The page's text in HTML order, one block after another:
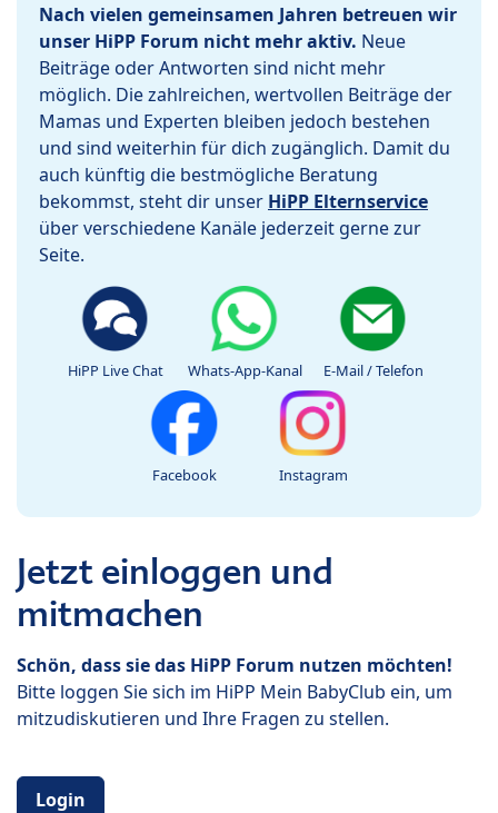
Nach vielen gemeinsamen Jahren betreuen wir
unser HiPP Forum nicht mehr aktiv. Neue
Beiträge oder Antworten sind nicht mehr
möglich. Die zahlreichen, wertvollen Beiträge der
Mamas und Experten bleiben jedoch bestehen
und sind weiterhin für dich zugänglich. Damit du
auch künftig die bestmögliche Beratung
bekommst, steht dir unser HiPP Elternservice
über verschiedene Kanäle jederzeit gerne zur
Seite.
HiPP Live Chat Whats-App-Kanal E-Mail / Telefon
Facebook Instagram
Jetzt einloggen und
mitmachen
Schön, dass sie das HiPP Forum nutzen möchten!
Bitte loggen Sie sich im HiPP Mein BabyClub ein, um
mitzudiskutieren und Ihre Fragen zu stellen.
Login